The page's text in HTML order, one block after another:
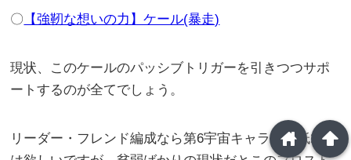
〇 【強靭な想いの力】ケール(暴走)
現状、このケールのパッシブトリガーを引きつつサポ
ートするのが全てでしょう。
リーダー・フレンド編成なら第6宇宙キャラは最低2人arrowup
home